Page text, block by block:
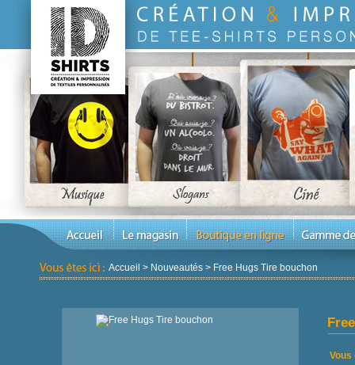
Accueil > Nouveautés > Free Hugs Tire bouchon